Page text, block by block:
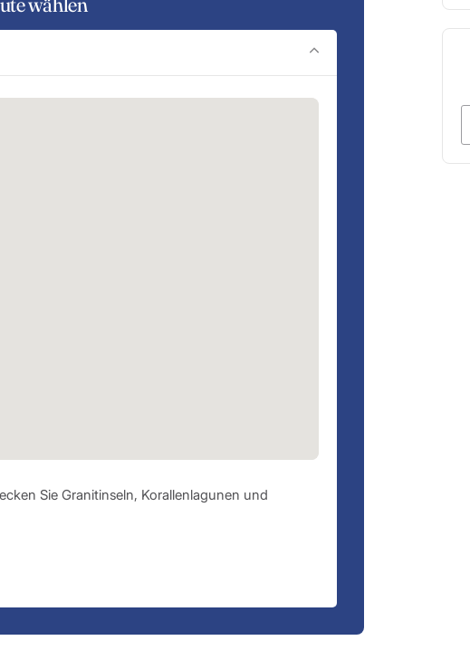
Sie Granitinseln, Korallenlagunen und